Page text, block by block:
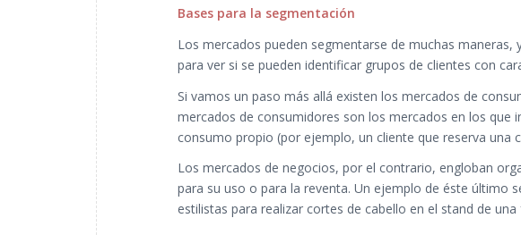
Bases para la segmentación
Los mercados pueden segmentarse de muchas
para ver si se pueden identificar grupos de clientes con
Si vamos un paso más allá existen los mercados de
mercados de consumidores son los mercados en los que
consumo propio (por ejemplo, un cliente que reserva una
Los mercados de negocios, por el contrario, engloban
para su uso o para la reventa. Un ejemplo de éste último
estilistas para realizar cortes de cabello en el stand de